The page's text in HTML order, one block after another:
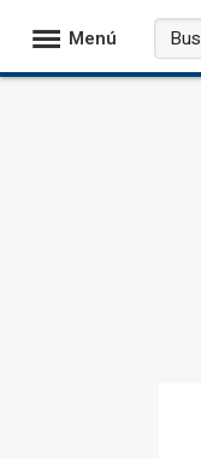
Menú